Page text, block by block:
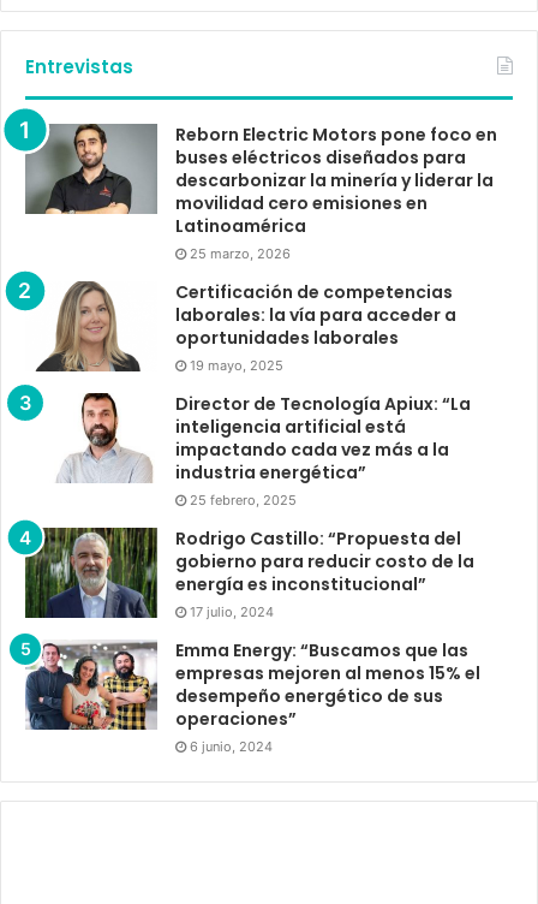
Entrevistas
Reborn Electric Motors pone foco en
buses eléctricos diseñados para
descarbonizar la minería y liderar la
movilidad cero emisiones en
Latinoamérica
25 marzo, 2026
Certificación de competencias
laborales: la vía para acceder a
oportunidades laborales
19 mayo, 2025
Director de Tecnología Apiux: “La
inteligencia artificial está
impactando cada vez más a la
industria energética”
25 febrero, 2025
Rodrigo Castillo: “Propuesta del
gobierno para reducir costo de la
energía es inconstitucional”
17 julio, 2024
Emma Energy: “Buscamos que las
empresas mejoren al menos 15% el
desempeño energético de sus
operaciones”
6 junio, 2024